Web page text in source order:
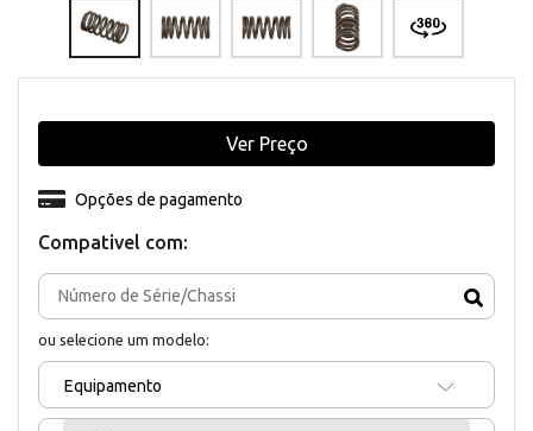
Compativel com:
ou selecione um modelo:
Equipamento
Opções de pagamento
Ver Preço